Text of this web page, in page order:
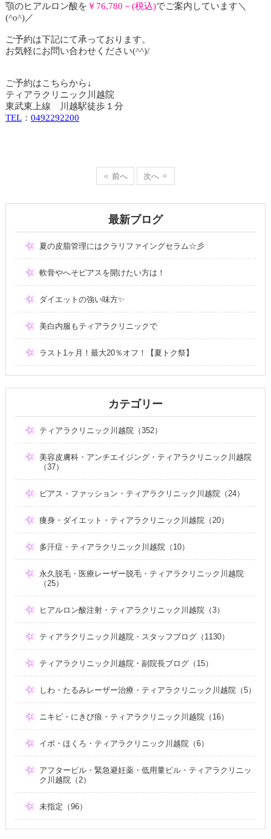
顎のヒアルロン酸を ￥ 76,780 － (税込)でご案内しています＼
(^o^)／
ご予約は下記にて承っております。
お気軽にお問い合わせください(^^)/
ご予約はこちらから↓
ティアラクリニック川越院
東武東上線 川越駅徒歩１分
TEL： 0492292200
前へ 次へ
最新ブログ
夏の皮脂管理にはクラリファイングセラム☆彡
軟骨やへそピアスを開けたい方は！
ダイエットの強い味方✨
美白内服もティアラクリニックで
ラスト1ヶ月！最大20％オフ！【夏トク祭】
カテゴリー
ティアラクリニック川越院（352）
美容皮膚科・アンチエイジング・ティアラクリニック川越院
（37）
ピアス・ファッション・ティアラクリニック川越院（24）
痩身・ダイエット・ティアラクリニック川越院（20）
多汗症・ティアラクリニック川越院（10）
永久脱毛・医療レーザー脱毛・ティアラクリニック川越院
（25）
ヒアルロン酸注射・ティアラクリニック川越院（3）
ティアラクリニック川越院・スタッフブログ（1130）
ティアラクリニック川越院・副院長ブログ（15）
しわ・たるみレーザー治療・ティアラクリニック川越院（5）
ニキビ・にきび痕・ティアラクリニック川越院（16）
イボ・ほくろ・ティアラクリニック川越院（6）
アフターピル・緊急避妊薬・低用量ピル・ティアラクリニッ
ク川越院（2）
未指定（96）